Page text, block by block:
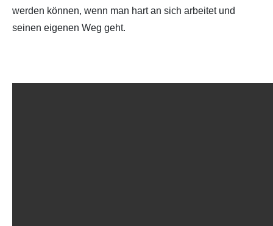
werden können, wenn man hart an sich arbeitet und
seinen eigenen Weg geht.